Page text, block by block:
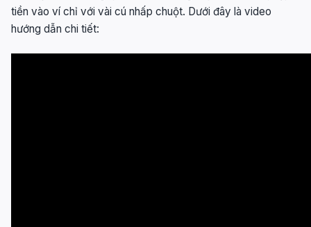
tiền vào ví chỉ với vài cú nhấp chuột. Dưới đây là video
hướng dẫn chi tiết: